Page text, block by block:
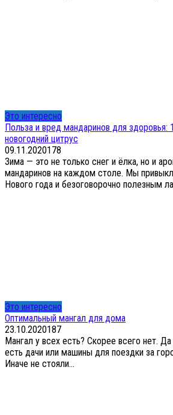
Это интересно
Польза и вред мандаринов для здоровья:
новогодний цитрус
09.11.2020178
Зима — это не только снег и ёлка, но и
мандаринов на каждом столе. Мы
Нового года и безоговорочно полезным
Это интересно
Оптимальный мангал для дома
23.10.2020187
Мангал у всех есть? Скорее всего нет. Да
есть дачи или машины для поездки за
Иначе не стояли...